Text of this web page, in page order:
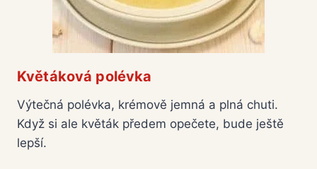
Květáková polévka
Výtečná polévka, krémově jemná a plná chuti.
Když si ale květák předem opečete, bude ještě
lepší.